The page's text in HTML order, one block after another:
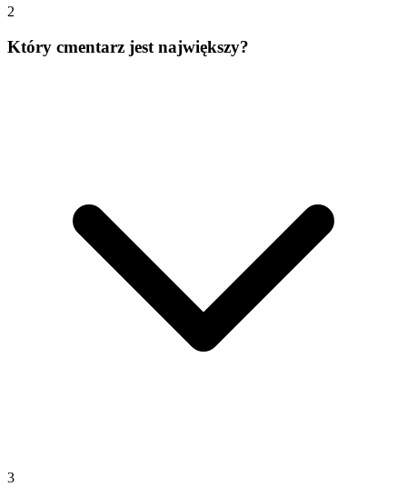
2
Który cmentarz jest największy?
3